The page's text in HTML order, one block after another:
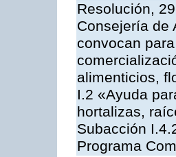
Resolución,
Consejería de
convocan
alimenticios,
I.2 «Ayuda
hortalizas,
Subacción
Programa